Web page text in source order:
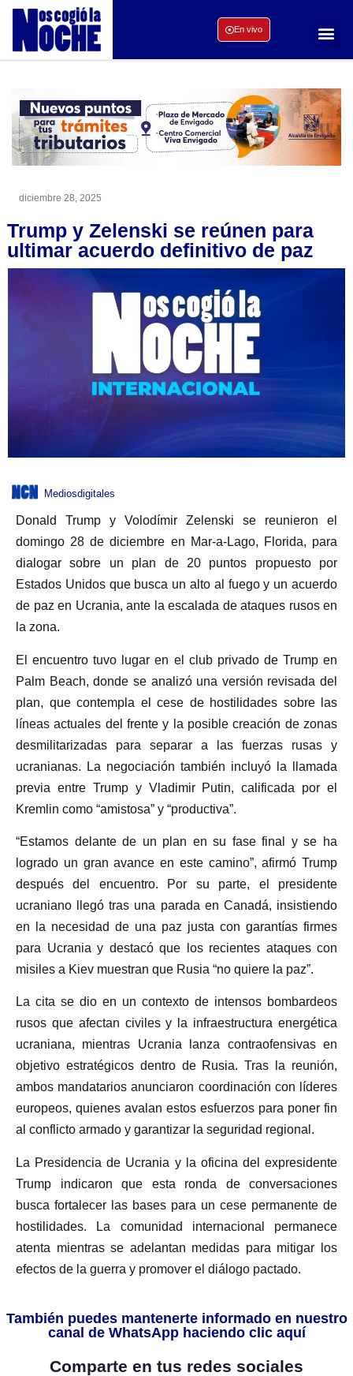
En vivo
diciembre 28, 2025
Trump y Zelenski se reúnen para
ultimar acuerdo definitivo de paz
Mediosdigitales
Donald Trump y Volodímir Zelenski se reunieron el
domingo 28 de diciembre en Mar-a-Lago, Florida, para
dialogar sobre un plan de 20 puntos propuesto por
Estados Unidos que busca un alto al fuego y un acuerdo
de paz en Ucrania, ante la escalada de ataques rusos en
la zona.
El encuentro tuvo lugar en el club privado de Trump en
Palm Beach, donde se analizó una versión revisada del
plan, que contempla el cese de hostilidades sobre las
líneas actuales del frente y la posible creación de zonas
desmilitarizadas para separar a las fuerzas rusas y
ucranianas. La negociación también incluyó la llamada
previa entre Trump y Vladimir Putin, calificada por el
Kremlin como “amistosa” y “productiva”.
“Estamos delante de un plan en su fase final y se ha
logrado un gran avance en este camino”, afirmó Trump
después del encuentro. Por su parte, el presidente
ucraniano llegó tras una parada en Canadá, insistiendo
en la necesidad de una paz justa con garantías firmes
para Ucrania y destacó que los recientes ataques con
misiles a Kiev muestran que Rusia “no quiere la paz”.
La cita se dio en un contexto de intensos bombardeos
rusos que afectan civiles y la infraestructura energética
ucraniana, mientras Ucrania lanza contraofensivas en
objetivo estratégicos dentro de Rusia. Tras la reunión,
ambos mandatarios anunciaron coordinación con líderes
europeos, quienes avalan estos esfuerzos para poner fin
al conflicto armado y garantizar la seguridad regional.
La Presidencia de Ucrania y la oficina del expresidente
Trump indicaron que esta ronda de conversaciones
busca fortalecer las bases para un cese permanente de
hostilidades. La comunidad internacional permanece
atenta mientras se adelantan medidas para mitigar los
efectos de la guerra y promover el diálogo pactado.
También puedes mantenerte informado en nuestro
canal de WhatsApp haciendo clic aquí
Comparte en tus redes sociales